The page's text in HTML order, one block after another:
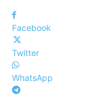
Facebook
Twitter
WhatsApp